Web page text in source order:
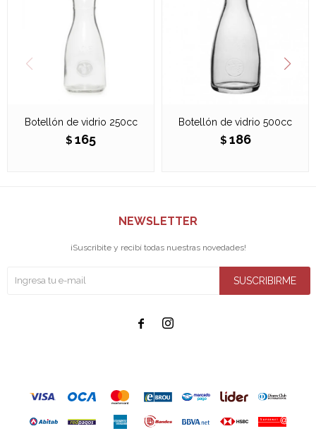
Botellón de vidrio 250cc
$ 165
Botellón de vidrio 500cc
$ 186
NEWSLETTER
¡Suscribite y recibí todas nuestras novedades!
SUSCRIBIRME
 